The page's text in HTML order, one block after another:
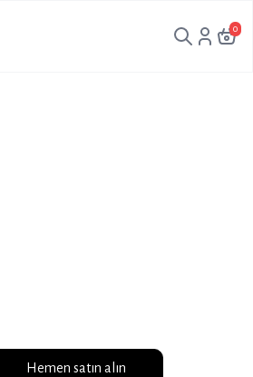
0
Hemen satın alın